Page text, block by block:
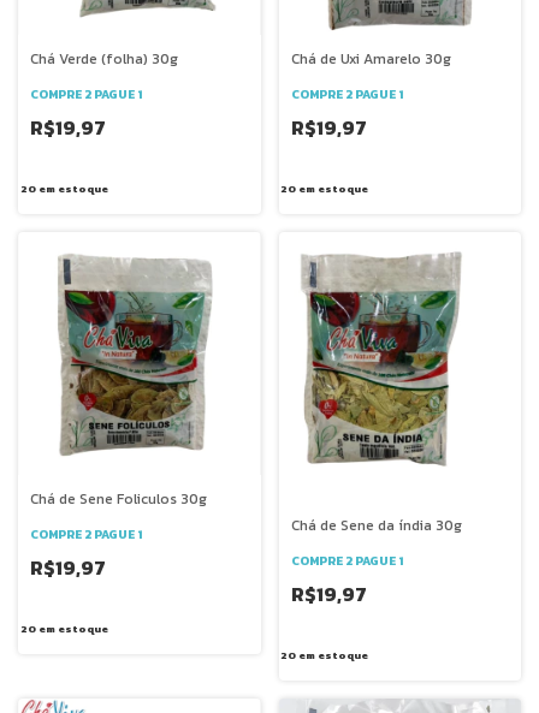
Chá Verde (folha) 30g
COMPRE 2 PAGUE 1
R$19,97
20em estoque
Chá de Uxi Amarelo 30g
COMPRE 2 PAGUE 1
R$19,97
20 em estoque
Chá de Sene Foliculos 30g
COMPRE 2 PAGUE 1
R$19,97
20em estoque
Chá de Sene da índia 30g
COMPRE 2 PAGUE 1
R$19,97
20 em estoque